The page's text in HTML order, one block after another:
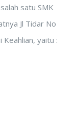
satu SMK
Jl Tidar No
Keahlian, yaitu :